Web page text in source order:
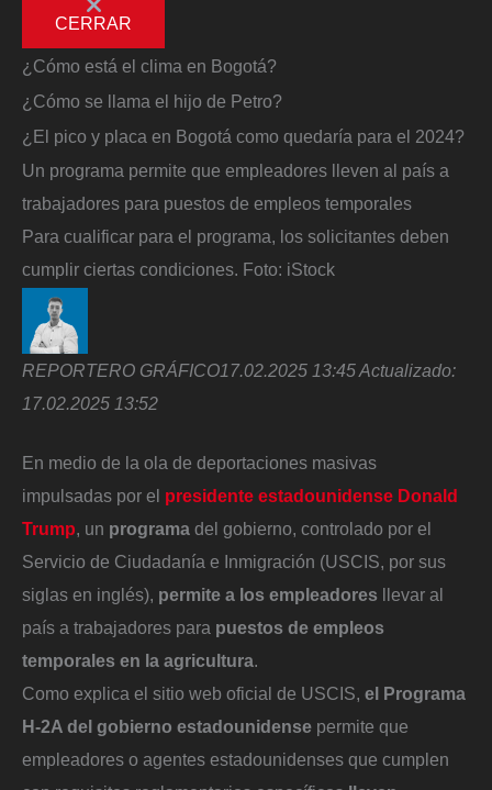
CERRAR
¿Cómo está el clima en Bogotá?
¿Cómo se llama el hijo de Petro?
¿El pico y placa en Bogotá como quedaría para el 2024?
Un programa permite que empleadores lleven al país a
trabajadores para puestos de empleos temporales
Para cualificar para el programa, los solicitantes deben
cumplir ciertas condiciones. Foto: iStock
REPORTERO GRÁFICO17.02.2025 13:45Actualizado:
17.02.2025 13:52
En medio de la ola de deportaciones masivas
impulsadas por el presidente estadounidense Donald
Trump, un programa del gobierno, controlado por el
Servicio de Ciudadanía e Inmigración (USCIS, por sus
siglas en inglés), permite a los empleadores llevar al
país a trabajadores para puestos de empleos
temporales en la agricultura.
Como explica el sitio web oficial de USCIS, el Programa
H-2A del gobierno estadounidense permite que
empleadores o agentes estadounidenses que cumplen